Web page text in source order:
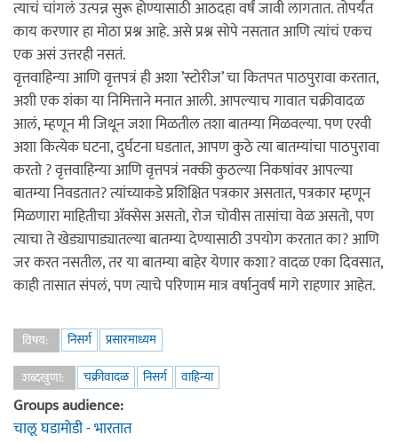
त्याचं चांगलं उत्पन्न सुरू होण्यासाठी आठदहा वर्षं जावी लागतात. तोपर्यंत
काय करणार हा मोठा प्रश्न आहे. असे प्रश्न सोपे नसतात आणि त्यांचं एकच
एक असं उत्तरही नसतं.
वृत्तवाहिन्या आणि वृत्तपत्रं ही अशा ’स्टोरीज’ चा कितपत पाठपुरावा करतात,
अशी एक शंका या निमित्ताने मनात आली. आपल्याच गावात चक्रीवादळ
आलं, म्हणून मी जिथून जशा मिळतील तशा बातम्या मिळवल्या. पण एरवी
अशा कित्येक घटना, दुर्घटना घडतात, आपण कुठे त्या बातम्यांचा पाठपुरावा
करतो ? वृत्तवाहिन्या आणि वृत्तपत्रं नक्की कुठल्या निकषांवर आपल्या
बातम्या निवडतात? त्यांच्याकडे प्रशिक्षित पत्रकार असतात, पत्रकार म्हणून
मिळणारा माहितीचा ॲक्सेस असतो, रोज चोवीस तासांचा वेळ असतो, पण
त्याचा ते खेड्यापाड्यातल्या बातम्या देण्यासाठी उपयोग करतात का? आणि
जर करत नसतील, तर या बातम्या बाहेर येणार कशा? वादळ एका दिवसात,
काही तासात संपलं, पण त्याचे परिणाम मात्र वर्षानुवर्षं मागे राहणार आहेत.
विषय: निसर्ग
प्रसारमाध्यम
शब्दखुणा:
चक्रीवादळ निसर्ग वाहिन्या
Groups audience:
चालू घडामोडी - भारतात